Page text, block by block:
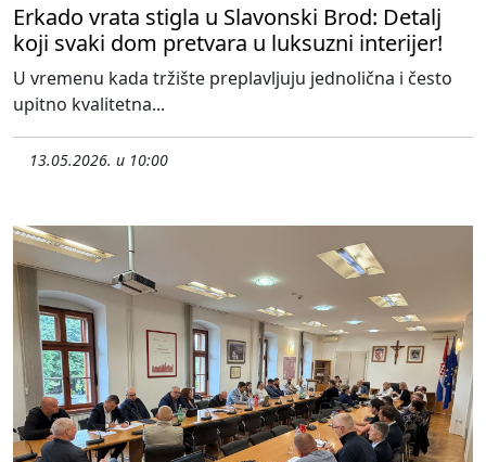
Erkado vrata stigla u Slavonski Brod: Detalj
koji svaki dom pretvara u luksuzni interijer!
U vremenu kada tržište preplavljuju jednolična i često
upitno kvalitetna...
13.05.2026. u 10:00